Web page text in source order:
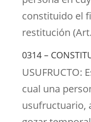
constituido el
restitución
0314 –
USUFRUCTO:
cual una
usufructuario,